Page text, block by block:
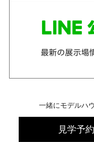
一緒にモデルハ
見学予